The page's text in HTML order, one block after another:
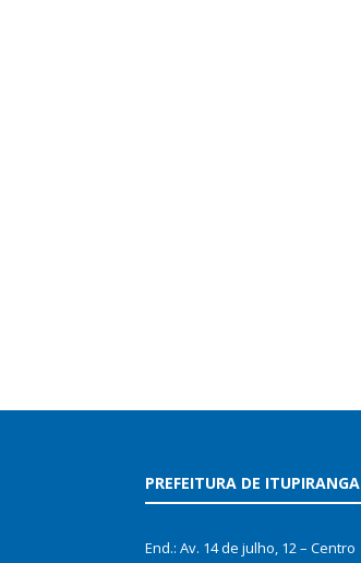
PREFEITURA DE ITUPIRANGA
End.: Av. 14 de julho, 12 – Centro